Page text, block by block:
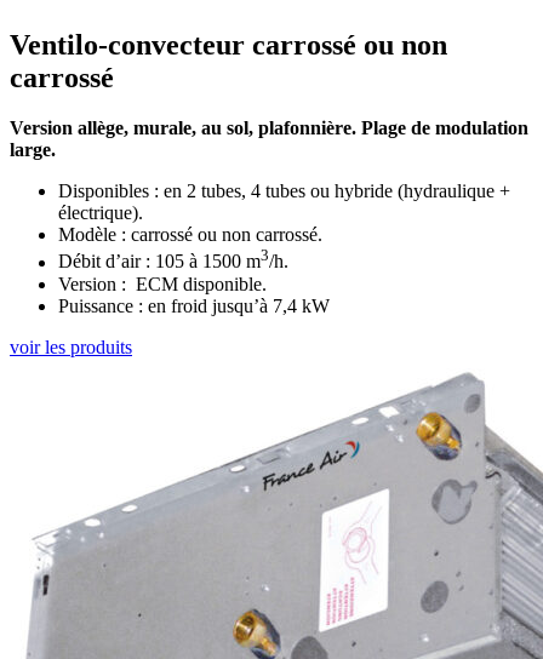
Ventilo-convecteur carrossé ou non
carrossé
Version allège, murale, au sol, plafonnière. Plage de modulation
large.
Disponibles : en 2 tubes, 4 tubes ou hybride (hydraulique +
électrique).
Modèle : carrossé ou non carrossé.
Débit d’air : 105 à 1500 m3/h.
Version : ECM disponible.
Puissance : en froid jusqu’à 7,4 kW
voir les produits